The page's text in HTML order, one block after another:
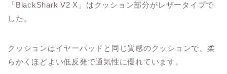
「BlackShark V2 X」はクッション部分がレザータイプで
した。
クッションはイヤーパッドと同じ質感のクッションで、柔
らかくほどよい低反発で通気性に優れています。